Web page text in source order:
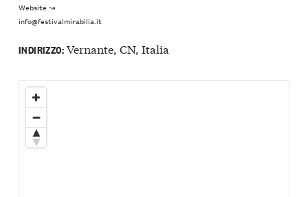
Website ↝
info@festivalmirabilia.it
INDIRIZZO:Vernante, CN, Italia